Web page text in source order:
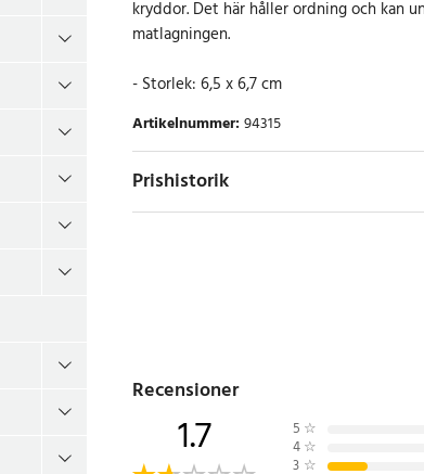
kryddor. Det här håller ordning och kan
matlagningen.
- Storlek: 6,5 x 6,7 cm
Artikelnummer:94315
Prishistorik
Recensioner
1.7 5 ☆
4 ☆
3 ☆